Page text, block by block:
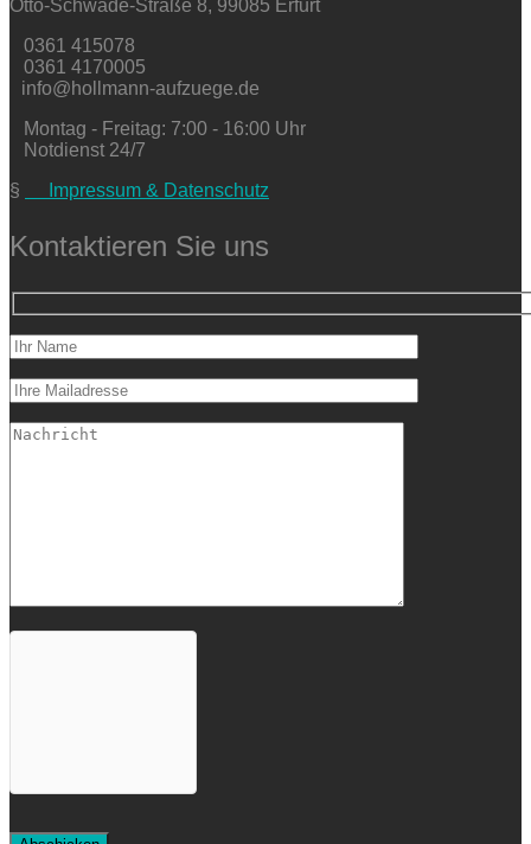
Otto-Schwade-Straße 8, 99085 Erfurt
0361 415078
0361 4170005
info@hollmann-aufzuege.de
Montag - Freitag: 7:00 - 16:00 Uhr
Notdienst 24/7
§
Impressum & Datenschutz
Kontaktieren Sie uns